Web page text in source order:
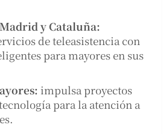
y Cataluña:
de teleasistencia con
para mayores en sus
impulsa proyectos
para la atención a